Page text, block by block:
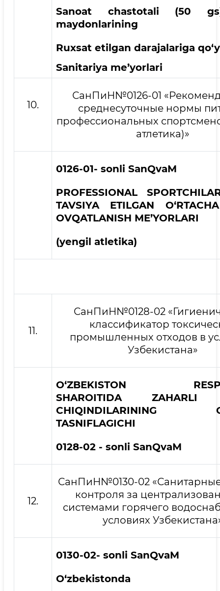
Sanoat chastotali (50
maydonlarining
Ruxsat etilgan darajalariga
Sanitariya me’yorlari
10.
СанПиН№0126-01
среднесуточные нормы
профессиональных
атлетика)»
0126-01- sonli SanQvaM
PROFESSIONAL
TAVSIYA ETILGAN
OVQATLANISH ME’YORLARI
(yengil atletika)
11.
СанПиН№0128-02
классификатор
промышленных отходов в
Узбекистана»
O‘ZBEKISTON
SHAROITIDA ZAHARLI
CHIQINDILARINING
TASNIFLAGICHI
0128-02 - sonli SanQvaM
12.
СанПиН№0130-02
контроля за
системами горячего
условиях
0130-02- sonli SanQvaM
O‘zbekistonda